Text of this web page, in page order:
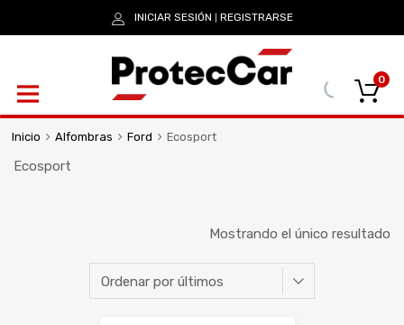
INICIAR SESIÓN REGISTRARSE
0
Inicio Alfombras Ford Ecosport
Ecosport
Mostrando el único resultado